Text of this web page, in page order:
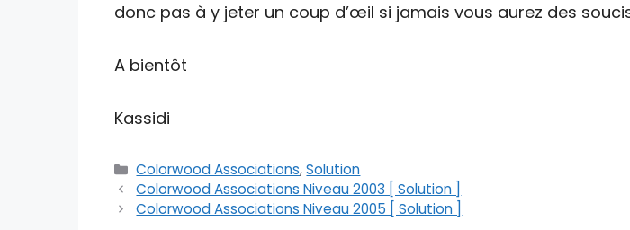
donc pas à y jeter un coup d’œil si jamais vous aurez des
A bientôt
Kassidi
Catégories
Colorwood Associations,Solution
Colorwood Associations Niveau 2003 [ Solution ]
Colorwood Associations Niveau 2005 [ Solution ]